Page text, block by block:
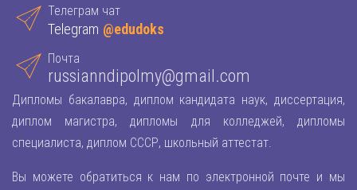
Телеграм чат
Telegram @edudoks
Почта
russianndipolmy@gmail.com
Дипломы бакалавра, диплом кандидата наук, диссертация,
диплом магистра, дипломы для колледжей, дипломы
специалиста, диплом СССР, школьный аттестат.
Вы можете обратиться к нам по электронной почте и мы